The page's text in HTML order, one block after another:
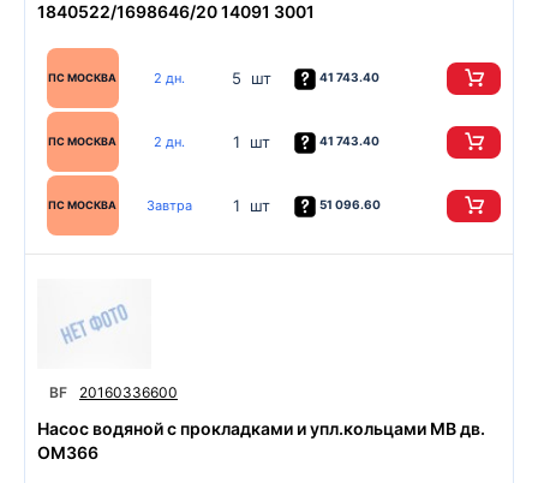
1840522/1698646/20 14091 3001
ПС МОСКВА 2 дн. 5 шт 41 743.40
ПС МОСКВА 2 дн. 1 шт 41 743.40
ПС МОСКВА Завтра 1 шт 51 096.60
BF 20160336600
Насос водяной с прокладками и упл.кольцами MB дв.
OM366